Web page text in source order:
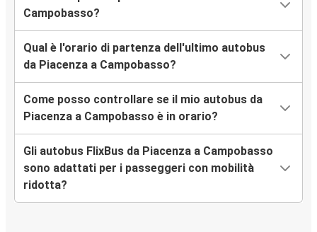
Campobasso?
Qual è l'orario di partenza dell'ultimo autobus
da Piacenza a Campobasso?
Come posso controllare se il mio autobus da
Piacenza a Campobasso è in orario?
Gli autobus FlixBus da Piacenza a Campobasso
sono adattati per i passeggeri con mobilità
ridotta?